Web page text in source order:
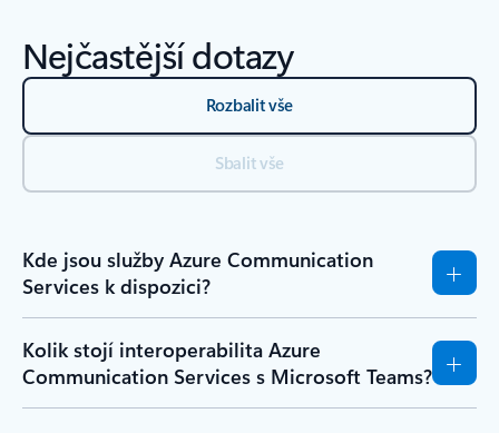
Nejčastější dotazy
Rozbalit vše
Sbalit vše
Kde jsou služby Azure Communication
Services k dispozici?
Kolik stojí interoperabilita Azure
Communication Services s Microsoft Teams?